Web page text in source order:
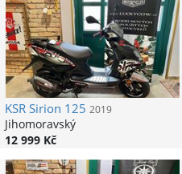
KSRSirion 125 2019
Jihomoravský
12 999 Kč